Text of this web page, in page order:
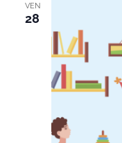
VEN
28